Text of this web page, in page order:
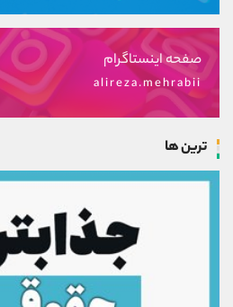
صفحه اینستاگرام
alireza.mehrabii
ترین ها